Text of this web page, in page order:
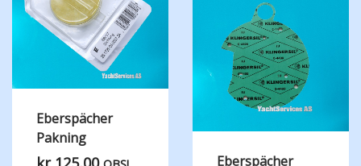
Eberspächer
Pakning
Eberspächer